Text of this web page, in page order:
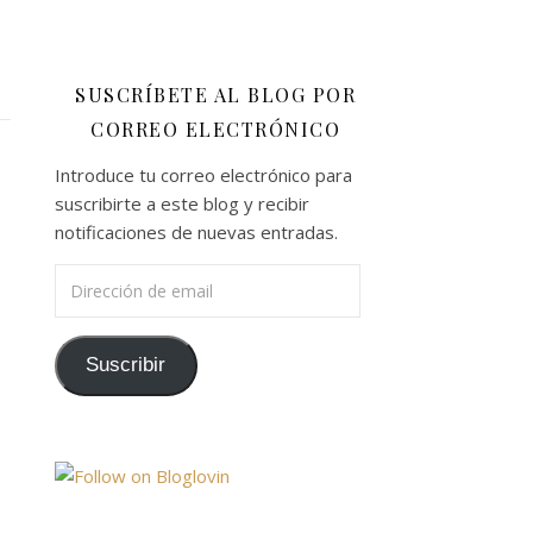
SUSCRÍBETE AL BLOG POR
CORREO ELECTRÓNICO
Introduce tu correo electrónico para
suscribirte a este blog y recibir
notificaciones de nuevas entradas.
Suscribir